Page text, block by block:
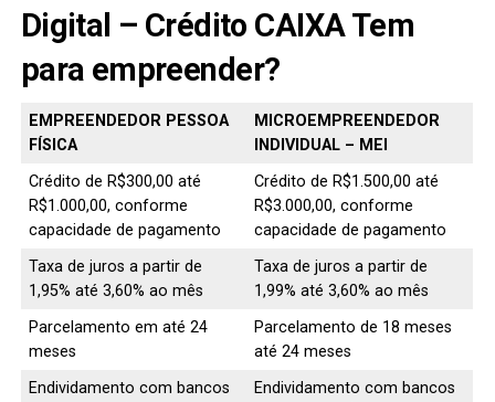
Digital – Crédito CAIXA Tem
para empreender?
EMPREENDEDOR PESSOA
FÍSICA
​MICROEMPREENDEDOR
INDIVIDUAL – MEI
​Crédito de R$300,00 até
R$1.000,00, conforme
capacidade de pagamento
​Crédito de R$1.500,00 até
R$3.000,00, conforme
capacidade de pagamento
​Taxa de juros a partir de
1,95% até 3,60% ao mês
Taxa de juros a partir de
1,99% até 3,60% ao mês
​Parcelamento em até 24
meses
Parcelamento de 18 meses
até 24 meses
Endividamento com bancos
Endividamento com bancos